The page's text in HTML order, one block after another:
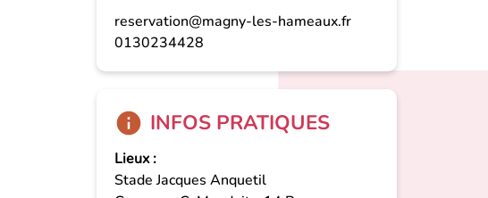
reservation@magny-les-hameaux.fr
0130234428
INFOS PRATIQUES
Lieux :
Stade Jacques Anquetil